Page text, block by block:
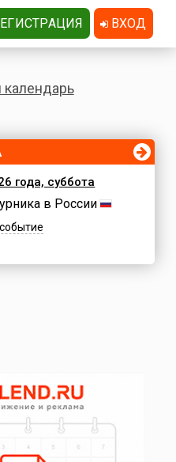
года, суббота
в России
ВХОД